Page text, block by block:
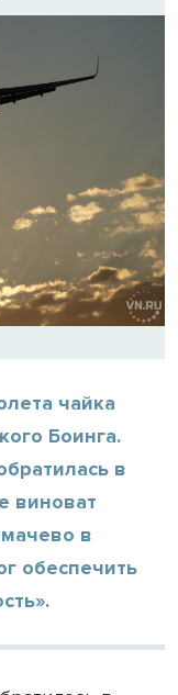
чайка
Боинга.
в
виноват
в
обеспечить